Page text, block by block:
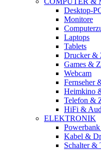
Desktop-
Monitore
Laptops
Tablets
Drucker &
Games &
Webcam
Fernseher
Heimkino
Telefon &
HiFi &
ELEKTRONIK
Kabel &
Schalter &